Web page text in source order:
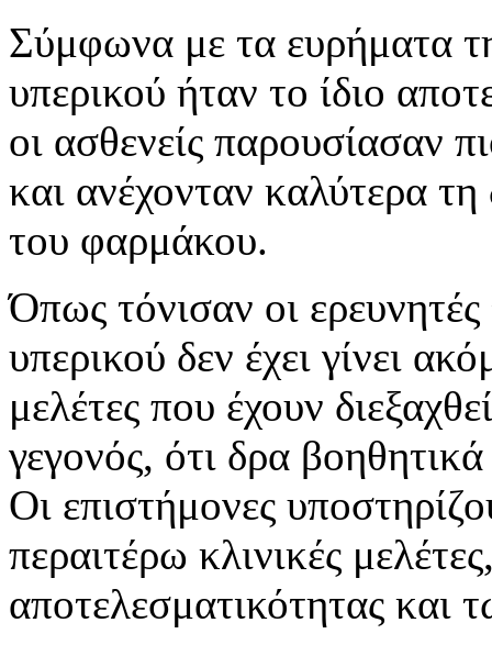
Σύμφωνα με τα ευρήματα
υπερικού ήταν το ίδιο
οι ασθενείς παρουσίασαν
και ανέχονταν καλύτερα
του φαρμάκου.
Όπως τόνισαν οι
υπερικού δεν έχει γίνει
μελέτες που έχουν
γεγονός, ότι δρα
Οι επιστήμονες
περαιτέρω κλινικές
αποτελεσματικότητας και